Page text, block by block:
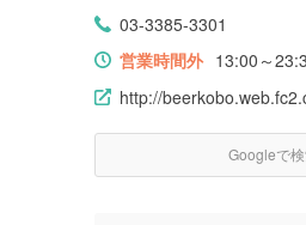
03-3385-3301
営業時間外 13:00～
http://
Googleで